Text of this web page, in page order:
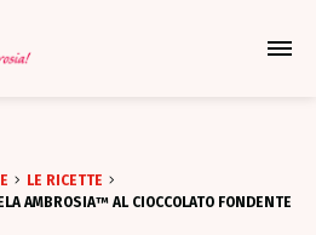
LE RICETTE
AMBROSIA™ AL CIOCCOLATO FONDENTE